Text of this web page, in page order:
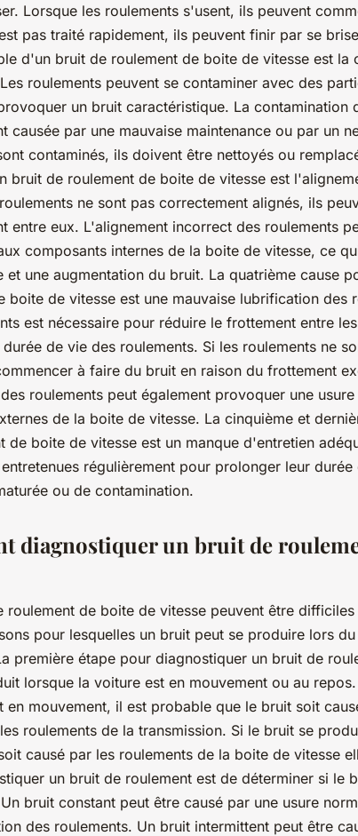
Lorsque les roulements s'usent, ils peuvent
pas traité rapidement, ils peuvent finir par se
d'un bruit de roulement de boite de vitesse est la
roulements peuvent se contaminer avec des
un bruit caractéristique. La contamination
causée par une mauvaise maintenance ou par un
contaminés, ils doivent être nettoyés ou
bruit de roulement de boite de vitesse est
ne sont pas correctement alignés, ils
entre eux. L'alignement incorrect des roulements
composants internes de la boite de vitesse, ce
et une augmentation du bruit. La quatrième cause
boite de vitesse est une mauvaise lubrification des
est nécessaire pour réduire le frottement entre
de vie des roulements. Si les roulements ne
à faire du bruit en raison du frottement
roulements peut également provoquer une
de la boite de vitesse. La cinquième et
de boite de vitesse est un manque d'entretien
régulièrement pour prolonger leur
ou de contamination.
diagnostiquer un bruit de
roulement de boite de vitesse peuvent être
pour lesquelles un bruit peut se produire lors
première étape pour diagnostiquer un bruit de
lorsque la voiture est en mouvement ou au
en mouvement, il est probable que le bruit soit
roulements de la transmission. Si le bruit se
causé par les roulements de la boite de vitesse
un bruit de roulement est de déterminer si le
bruit constant peut être causé par une usure
des roulements. Un bruit intermittent peut être